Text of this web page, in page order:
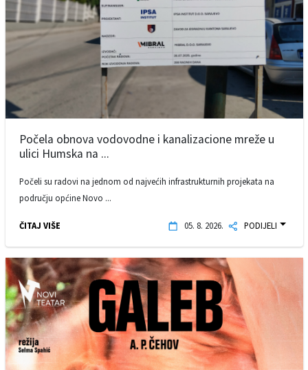
Počela obnova vodovodne i kanalizacione mreže u
ulici Humska na ...
Počeli su radovi na jednom od najvećih infrastrukturnih projekata na
području općine Novo ...
ČITAJ VIŠE 05. 8. 2026. PODIJELI